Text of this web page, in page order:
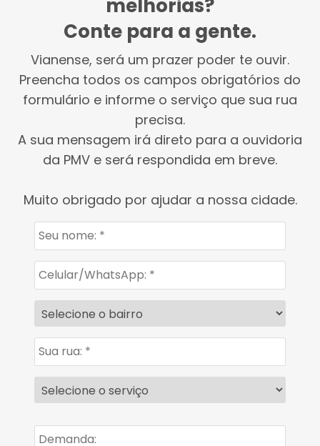
melhorias?
Conte para a gente.
Vianense, será um prazer poder te ouvir.
Preencha todos os campos obrigatórios do
formulário e informe o serviço que sua rua
precisa.
A sua mensagem irá direto para a ouvidoria
da PMV e será respondida em breve.
Muito obrigado por ajudar a nossa cidade.